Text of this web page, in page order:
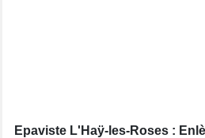
Epaviste L'Haÿ-les-Roses :